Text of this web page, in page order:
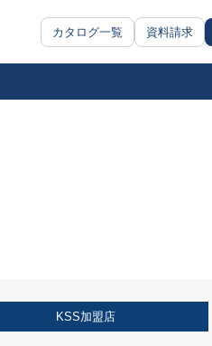
カタログ一覧 資料請求
KSS加盟店